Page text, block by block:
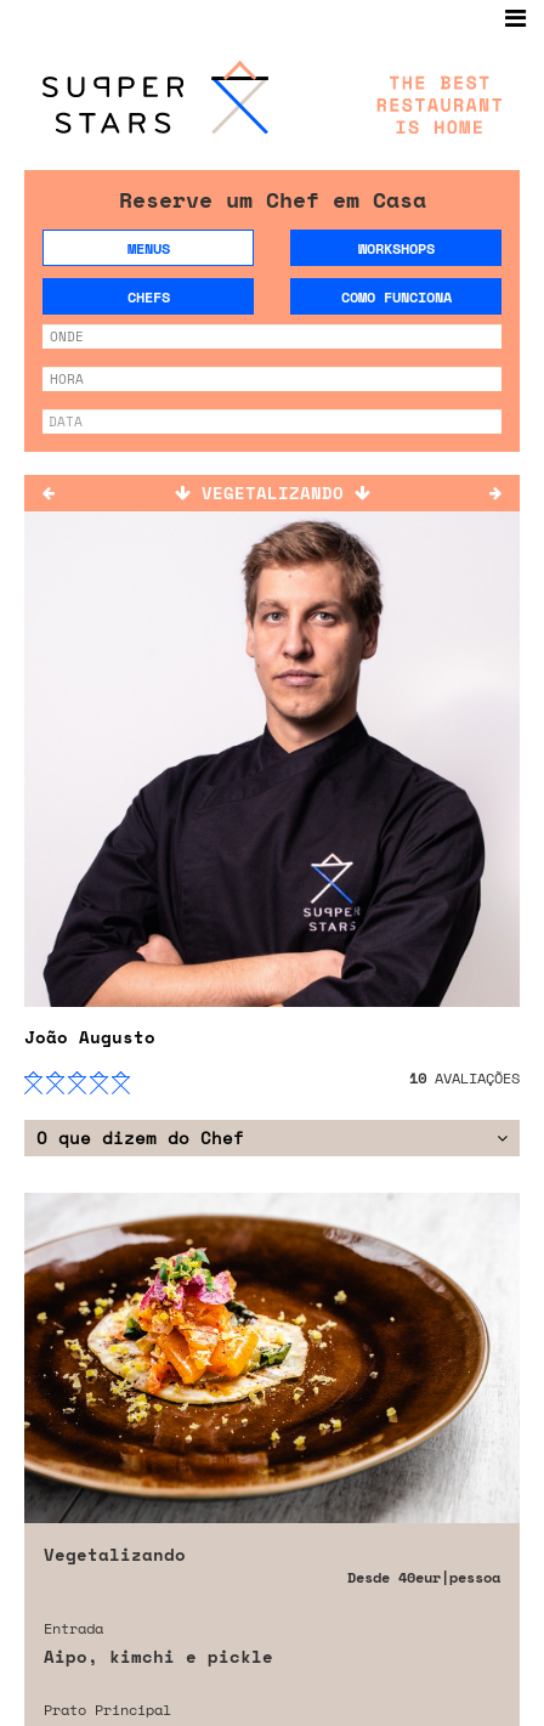
Reserve um Chef em Casa
MENUS WORKSHOPS
CHEFS COMO FUNCIONA
VEGETALIZANDO
João Augusto
10AVALIAÇÕES
O que dizem do Chef
Vegetalizando
Desde 40eur|pessoa
Entrada
Aipo, kimchi e pickle
Prato Principal